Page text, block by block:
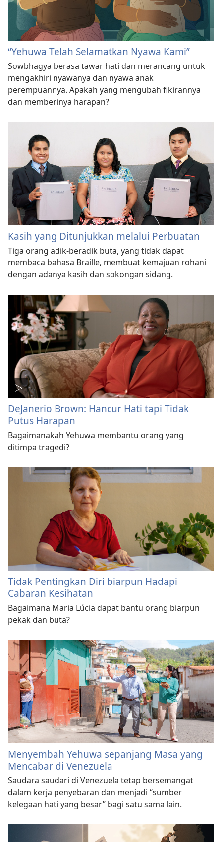
“Yehuwa Telah Selamatkan Nyawa Kami”
Sowbhagya berasa tawar hati dan merancang untuk
mengakhiri nyawanya dan nyawa anak
perempuannya. Apakah yang mengubah fikirannya
dan memberinya harapan?
Kasih yang Ditunjukkan melalui Perbuatan
Tiga orang adik-beradik buta, yang tidak dapat
membaca bahasa Braille, membuat kemajuan rohani
dengan adanya kasih dan sokongan sidang.
DeJanerio Brown: Hancur Hati tapi Tidak
Putus Harapan
Bagaimanakah Yehuwa membantu orang yang
ditimpa tragedi?
Tidak Pentingkan Diri biarpun Hadapi
Cabaran Kesihatan
Bagaimana Maria Lúcia dapat bantu orang biarpun
pekak dan buta?
Menyembah Yehuwa sepanjang Masa yang
Mencabar di Venezuela
Saudara saudari di Venezuela tetap bersemangat
dalam kerja penyebaran dan menjadi “sumber
kelegaan hati yang besar” bagi satu sama lain.